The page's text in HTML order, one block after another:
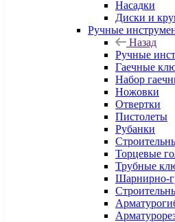
Насадки
Диски и
Ручные
Назад
Ручные
Гаечные
Набор
Ножовки
Отвертки
Пистолеты
Рубанки
Торцевые
Трубные
Шарнирно-